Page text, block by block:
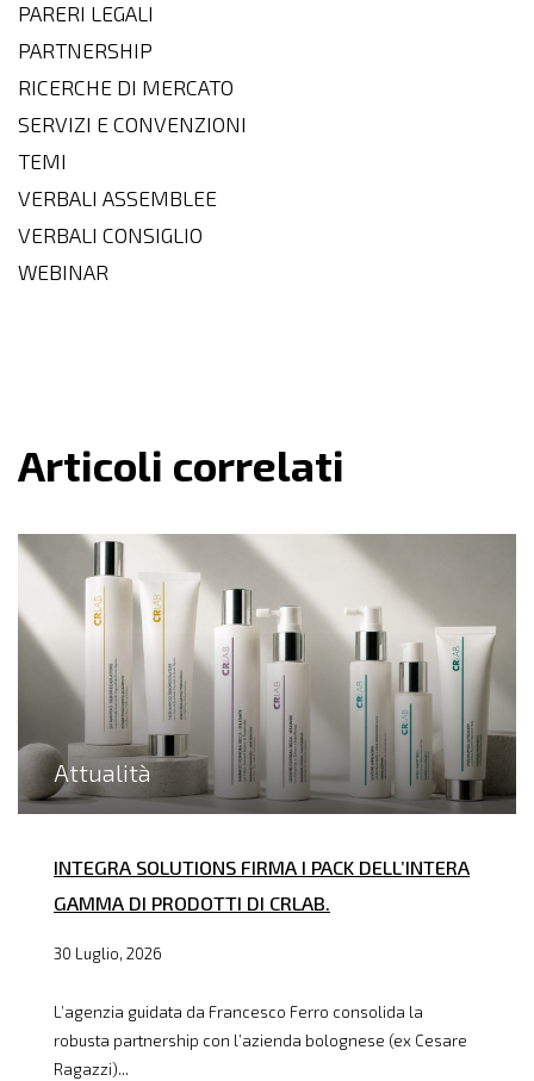
PARERI LEGALI
PARTNERSHIP
RICERCHE DI MERCATO
SERVIZI E CONVENZIONI
TEMI
VERBALI ASSEMBLEE
VERBALI CONSIGLIO
WEBINAR
Articoli correlati
Attualità
INTEGRA SOLUTIONS FIRMA I PACK DELL’INTERA
GAMMA DI PRODOTTI DI CRLAB.
30 Luglio, 2026
L’agenzia guidata da Francesco Ferro consolida la
robusta partnership con l’azienda bolognese (ex Cesare
Ragazzi)...